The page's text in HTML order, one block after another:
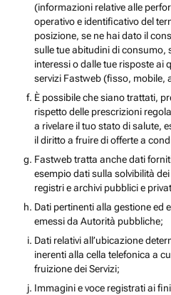
(informazioni relative alle
operativo e identificativo del
posizione, se ne hai dato il
sulle tue abitudini di consumo,
interessi o dalle tue risposte ai
servizi Fastweb (fisso, mobile,
È possibile che siano trattati,
rispetto delle prescrizioni
a rivelare il tuo stato di salute,
il diritto a fruire di offerte a
Fastweb tratta anche dati
esempio dati sulla solvibilità
registri e archivi pubblici e
Dati pertinenti alla gestione ed
emessi da Autorità pubbliche;
Dati relativi all’ubicazione
inerenti alla cella telefonica a
fruizione dei Servizi;
Immagini e voce registrati ai